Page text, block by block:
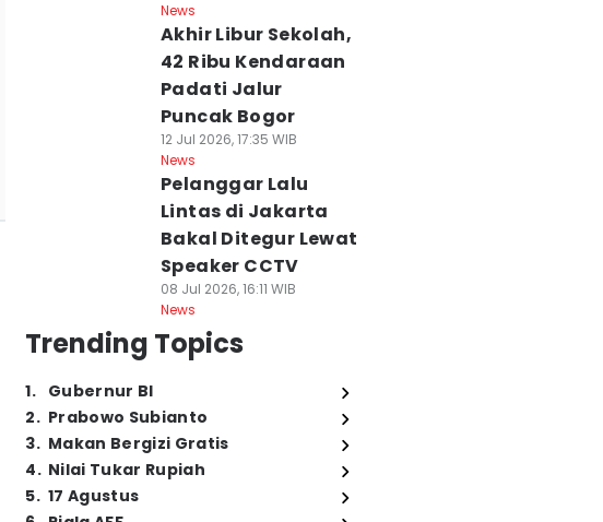
News
Akhir Libur Sekolah,
42 Ribu Kendaraan
Padati Jalur
Puncak Bogor
12 Jul 2026, 17:35 WIB
News
Pelanggar Lalu
Lintas di Jakarta
Bakal Ditegur Lewat
Speaker CCTV
08 Jul 2026, 16:11 WIB
News
Trending Topics
1. Gubernur BI
2. Prabowo Subianto
3. Makan Bergizi Gratis
4. Nilai Tukar Rupiah
5. 17 Agustus